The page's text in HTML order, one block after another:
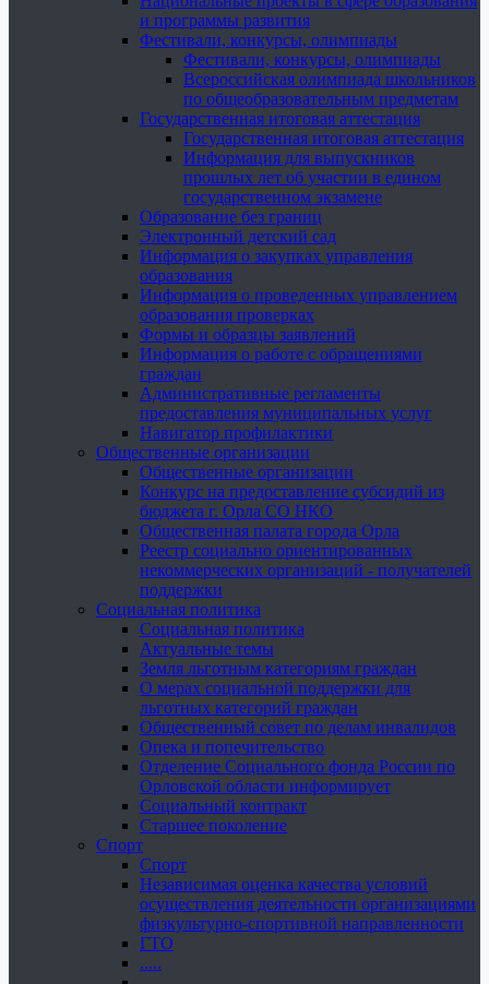
и программы развития
Фестивали, конкурсы, олимпиады
Фестивали, конкурсы, олимпиады
Всероссийская олимпиада школьников
по общеобразовательным предметам
Государственная итоговая аттестация
Государственная итоговая аттестация
Информация для выпускников
прошлых лет об участии в едином
государственном экзамене
Образование без границ
Электронный детский сад
Информация о закупках управления
образования
Информация о проведенных управлением
образования проверках
Формы и образцы заявлений
Информация о работе с обращениями
граждан
Административные регламенты
предоставления муниципальных услуг
Навигатор профилактики
Общественные организации
Общественные организации
Конкурс на предоставление субсидий из
бюджета г. Орла СО НКО
Общественная палата города Орла
Реестр социально ориентированных
некоммерческих организаций - получателей
поддержки
Социальная политика
Социальная политика
Актуальные темы
Земля льготным категориям граждан
О мерах социальной поддержки для
льготных категорий граждан
Общественный совет по делам инвалидов
Опека и попечительство
Отделение Социального фонда России по
Орловской области информирует
Социальный контракт
Старшее поколение
Спорт
Спорт
Независимая оценка качества условий
осуществления деятельности организациями
физкультурно-спортивной направленности
ГТО
.....